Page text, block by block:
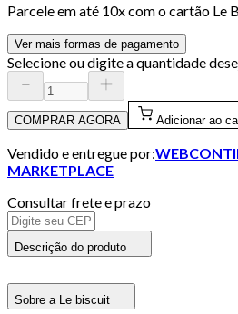
Parcele em até 10x com o cartão Le
Ver mais formas de pagamento
Selecione ou digite a quantidade
COMPRAR AGORA Adicionar ao
Vendido e entregue por:
MARKETPLACE
Consultar frete e prazo
Descrição do produto
Sobre a Le biscuit